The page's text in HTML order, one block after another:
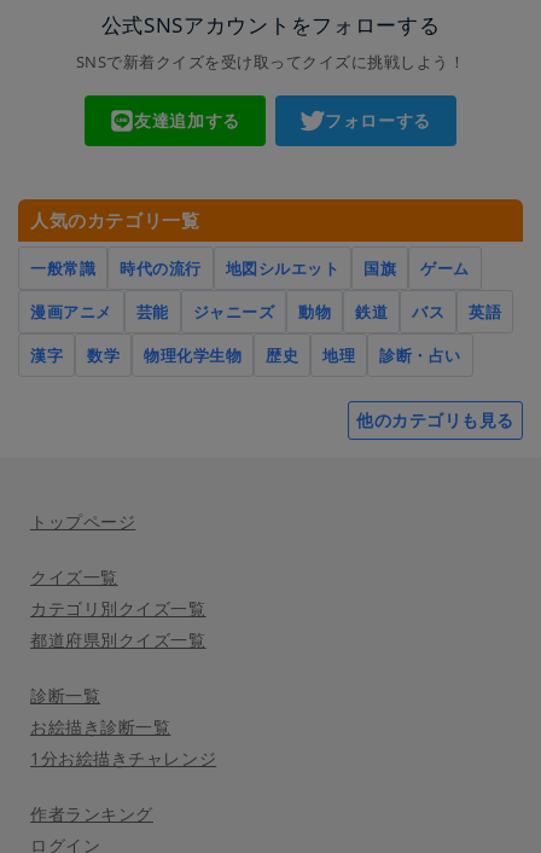
公式SNSアカウントをフォローする
SNSで新着クイズを受け取ってクイズに挑戦しよう！
友達追加する フォローする
人気のカテゴリ一覧
一般常識 時代の流行 地図シルエット 国旗
ゲーム
漫画アニメ
芸能 ジャニーズ 動物 鉄道 バス
英語
漢字
数学 物理化学生物 歴史 地理 診断・占い
他のカテゴリも見る
トップページ
クイズ一覧
カテゴリ別クイズ一覧
都道府県別クイズ一覧
診断一覧
お絵描き診断一覧
1分お絵描きチャレンジ
作者ランキング
ログイン